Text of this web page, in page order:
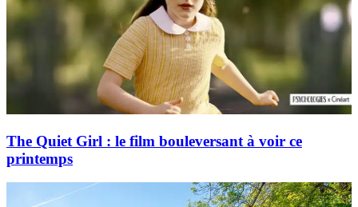
The Quiet Girl : le film bouleversant à voir ce
printemps